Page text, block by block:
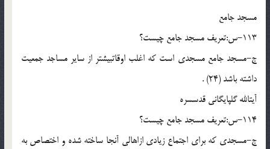
مسجد جامع
113-س:تعریف مسجد جامع چیست؟
ج-مسجد جامع مسجدى است که اغلب اوقات‏بیشتر از سایر مساجد جمعیت
داشته باشد (24) .
آیت‏الله گلپایگانى قدس‏سره
114-س:تعریف مسجد جامع چیست؟
ج-مسجدى که براى اجتماع زیادى ازاهالى آنجا ساخته شده و اختصاص به